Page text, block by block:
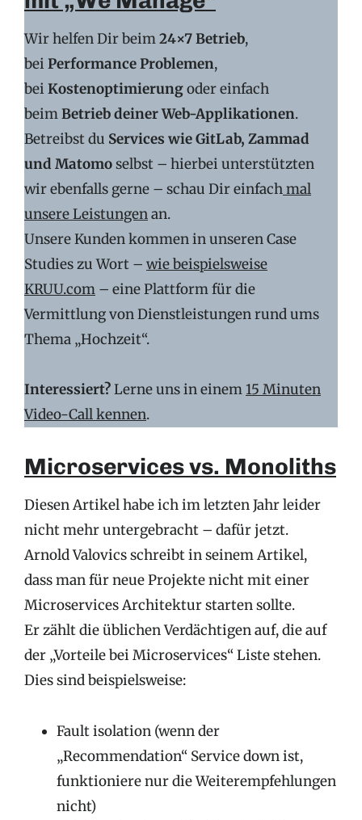
Wir helfen Dir beim24×7 Betrieb,
bei Performance Problemen,
bei Kostenoptimierungoder einfach
beimBetrieb deiner Web-Applikationen.
Betreibst du Services wie GitLab, Zammad
und Matomoselbst – hierbei unterstützten
wir ebenfalls gerne – schau Dir einfachmal
unsere Leistungenan.
Unsere Kunden kommen in unseren Case
Studies zu Wort – wie beispielsweise
KRUU.com – eine Plattform für die
Vermittlung von Dienstleistungen rund ums
Thema „Hochzeit“.
Interessiert?Lerne uns in einem 15 Minuten
Video-Call kennen.
Microservices vs. Monoliths
Diesen Artikel habe ich im letzten Jahr leider
nicht mehr untergebracht – dafür jetzt.
Arnold Valovics schreibt in seinem Artikel,
dass man für neue Projekte nicht mit einer
Microservices Architektur starten sollte.
Er zählt die üblichen Verdächtigen auf, die auf
der „Vorteile bei Microservices“ Liste stehen.
Dies sind beispielsweise:
Fault isolation (wenn der
„Recommendation“ Service down ist,
funktioniere nur die Weiterempfehlungen
nicht)